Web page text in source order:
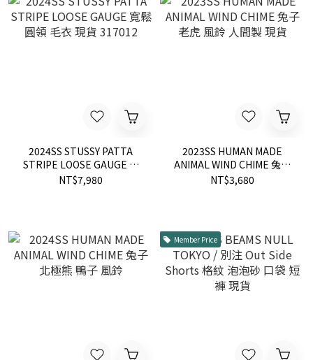
2024SS STUSSY PATTA
STRIPE LOOSE GAUGE 寬
鬆 圓領 毛衣 現貨 317012
NT$7,980
2023SS HUMAN MADE
ANIMAL WIND CHIME 兔子
老虎 風鈴 人間製 現貨
NT$3,680
Member Price